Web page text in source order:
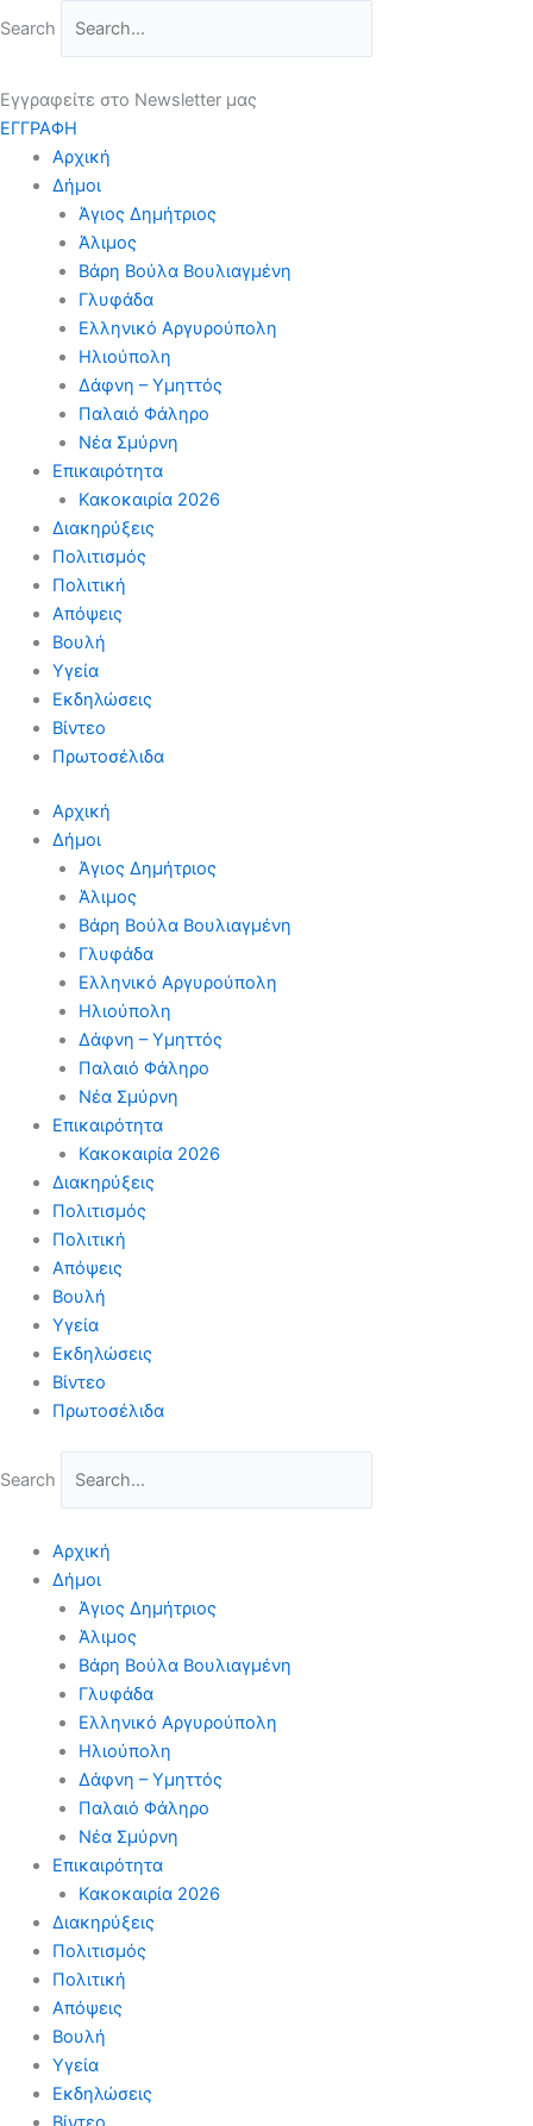
στο
Search
Εγγραφείτε στο Newsletter μας
ΕΓΓΡΑΦΗ
Αρχική
Δήμοι
Άγιος Δημήτριος
Άλιμος
Βάρη Βούλα Βουλιαγμένη
Γλυφάδα
Ελληνικό Αργυρούπολη
Ηλιούπολη
Δάφνη – Υμηττός
Παλαιό Φάληρο
Νέα Σμύρνη
Επικαιρότητα
Κακοκαιρία 2026
Διακηρύξεις
Πολιτισμός
Πολιτική
Απόψεις
Βουλή
Υγεία
Εκδηλώσεις
Βίντεο
Πρωτοσέλιδα
Αρχική
Δήμοι
Άγιος Δημήτριος
Άλιμος
Βάρη Βούλα Βουλιαγμένη
Γλυφάδα
Ελληνικό Αργυρούπολη
Ηλιούπολη
Δάφνη – Υμηττός
Παλαιό Φάληρο
Νέα Σμύρνη
Επικαιρότητα
Κακοκαιρία 2026
Διακηρύξεις
Πολιτισμός
Πολιτική
Απόψεις
Βουλή
Υγεία
Εκδηλώσεις
Βίντεο
Πρωτοσέλιδα
Search
Αρχική
Δήμοι
Άγιος Δημήτριος
Άλιμος
Βάρη Βούλα Βουλιαγμένη
Γλυφάδα
Ελληνικό Αργυρούπολη
Ηλιούπολη
Δάφνη – Υμηττός
Παλαιό Φάληρο
Νέα Σμύρνη
Επικαιρότητα
Κακοκαιρία 2026
Διακηρύξεις
Πολιτισμός
Πολιτική
Απόψεις
Βουλή
Υγεία
Εκδηλώσεις